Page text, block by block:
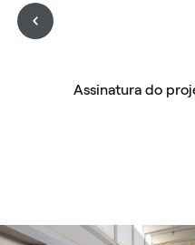
Assinatura do